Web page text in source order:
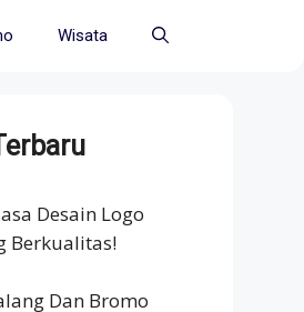
Wisata
Desain Logo
Berkualitas!
Dan Bromo